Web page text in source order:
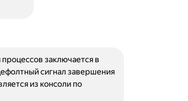
заключается в
сигнал завершения
из консоли по